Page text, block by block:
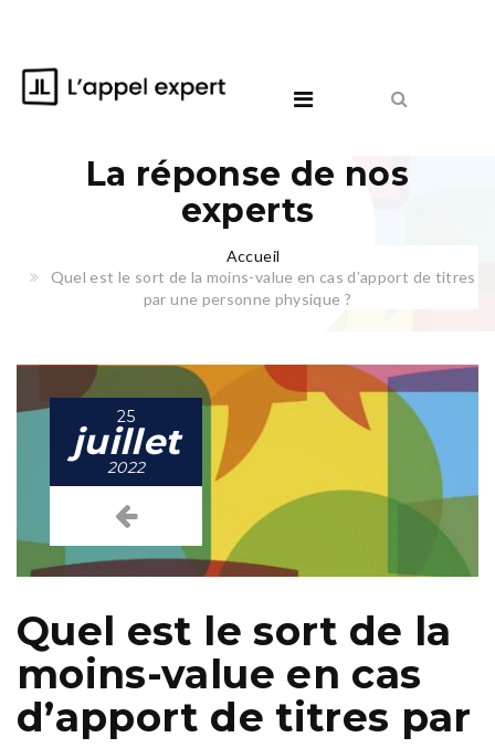
La réponse de nos
experts
Accueil
Quel est le sort de la moins-value en cas d’apport de titres
par une personne physique ?
25
juillet
2022
Quel est le sort de la
moins-value en cas
d’apport de titres par